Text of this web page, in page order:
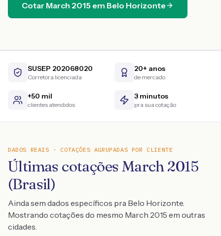
Cotar March 2015 em Belo Horizonte
SUSEP 202068020
Corretora licenciada
20+ anos
de mercado
+50 mil
clientes atendidos
3 minutos
pra sua cotação
DADOS REAIS · COTAÇÕES AGRUPADAS POR CLIENTE
Últimas cotações March 2015
(Brasil)
Ainda sem dados específicos pra Belo Horizonte.
Mostrando cotações do mesmo March 2015 em outras
cidades.